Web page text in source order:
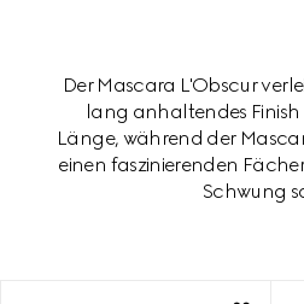
Der Mascara L'Obscur
lang anhaltendes
Länge, während der
einen faszinierenden
Schwung